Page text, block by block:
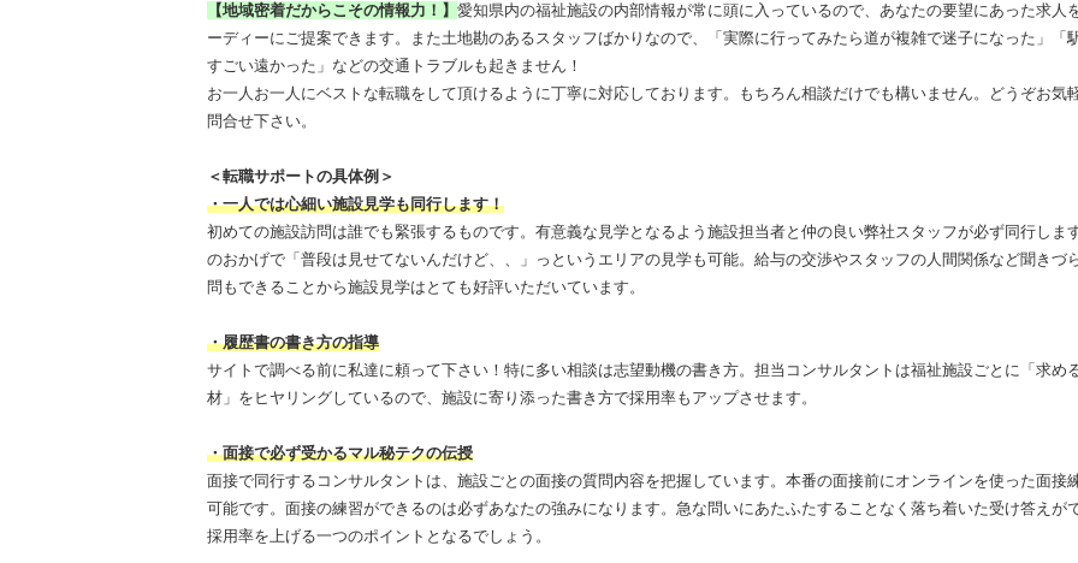
【地域密着だからこその情報力！】 愛知県内の福祉施設の内部情報が常に頭に入っているので、あなたの要望にあった求人
ーディーにご提案できます。また土地勘のあるスタッフばかりなので、「実際に行ってみたら道が複雑で迷子になった」「
すごい遠かった」などの交通トラブルも起きません！
お一人お一人にベストな転職をして頂けるように丁寧に対応しております。もちろん相談だけでも構いません。どうぞお気
問合せ下さい。
＜転職サポートの具体例＞
・一人では心細い施設見学も同行します！
初めての施設訪問は誰でも緊張するものです。有意義な見学となるよう施設担当者と仲の良い弊社スタッフが必ず同行しま
のおかげで「普段は見せてないんだけど、、」っというエリアの見学も可能。給与の交渉やスタッフの人間関係など聞きづ
問もできることから施設見学はとても好評いただいています。
・履歴書の書き方の指導
サイトで調べる前に私達に頼って下さい！特に多い相談は志望動機の書き方。担当コンサルタントは福祉施設ごとに「求め
材」をヒヤリングしているので、施設に寄り添った書き方で採用率もアップさせます。
・面接で必ず受かるマル秘テクの伝授
面接で同行するコンサルタントは、施設ごとの面接の質問内容を把握しています。本番の面接前にオンラインを使った面接
可能です。面接の練習ができるのは必ずあなたの強みになります。急な問いにあたふたすることなく落ち着いた受け答えがで
採用率を上げる一つのポイントとなるでしょう。